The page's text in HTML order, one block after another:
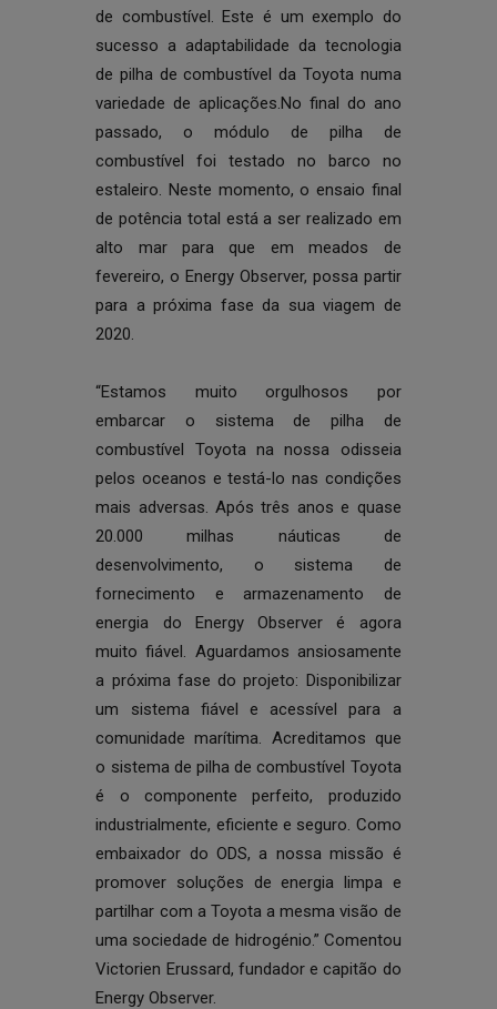
de combustível. Este é um exemplo do
sucesso a adaptabilidade da tecnologia
de pilha de combustível da Toyota numa
variedade de aplicações.No final do ano
passado, o módulo de pilha de
combustível foi testado no barco no
estaleiro. Neste momento, o ensaio final
de potência total está a ser realizado em
alto mar para que em meados de
fevereiro, o Energy Observer, possa partir
para a próxima fase da sua viagem de
2020.
“Estamos muito orgulhosos por
embarcar o sistema de pilha de
combustível Toyota na nossa odisseia
pelos oceanos e testá-lo nas condições
mais adversas. Após três anos e quase
20.000 milhas náuticas de
desenvolvimento, o sistema de
fornecimento e armazenamento de
energia do Energy Observer é agora
muito fiável. Aguardamos ansiosamente
a próxima fase do projeto: Disponibilizar
um sistema fiável e acessível para a
comunidade marítima. Acreditamos que
o sistema de pilha de combustível Toyota
é o componente perfeito, produzido
industrialmente, eficiente e seguro. Como
embaixador do ODS, a nossa missão é
promover soluções de energia limpa e
partilhar com a Toyota a mesma visão de
uma sociedade de hidrogénio.” Comentou
Victorien Erussard, fundador e capitão do
Energy Observer.